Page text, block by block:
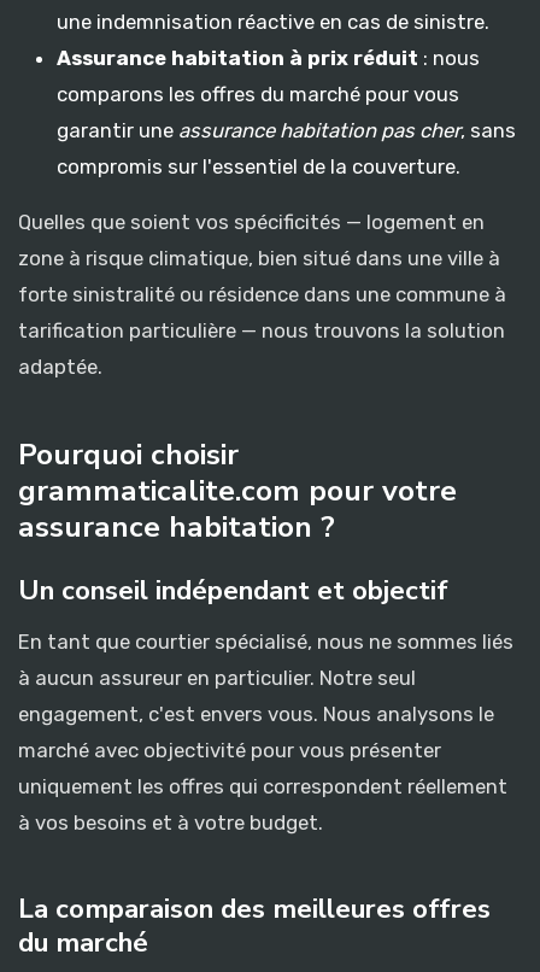
une indemnisation réactive en cas de sinistre.
Assurance habitation à prix réduit : nous
comparons les offres du marché pour vous
garantir une assurance habitation pas cher, sans
compromis sur l'essentiel de la couverture.
Quelles que soient vos spécificités — logement en
zone à risque climatique, bien situé dans une ville à
forte sinistralité ou résidence dans une commune à
tarification particulière — nous trouvons la solution
adaptée.
Pourquoi choisir
grammaticalite.com pour votre
assurance habitation ?
Un conseil indépendant et objectif
En tant que courtier spécialisé, nous ne sommes liés
à aucun assureur en particulier. Notre seul
engagement, c'est envers vous. Nous analysons le
marché avec objectivité pour vous présenter
uniquement les offres qui correspondent réellement
à vos besoins et à votre budget.
La comparaison des meilleures offres
du marché